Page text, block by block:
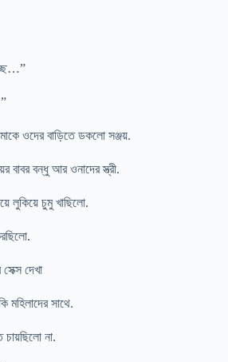
ওদের বাড়িতে ডকলো সঞ্জয়.
বাবর বন্ধু আর ওনাদের স্ত্রী.
লুকিয়ে চুমু খাছিলো.
দেখা
মহিলাদের সাথে.
না.